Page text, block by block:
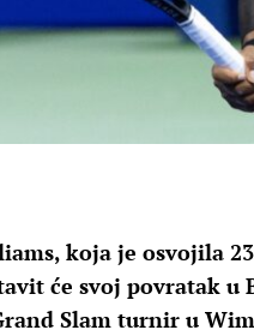
koja je osvojila
će svoj povratak
Slam turnir u